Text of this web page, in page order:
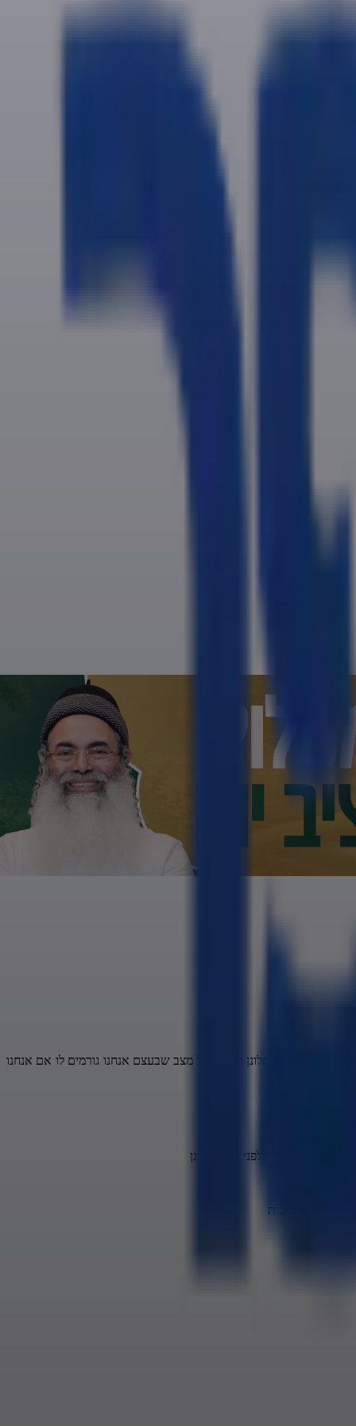
לא פתרון להתלונן ולקטר על מצב שבעצם אנחנו גורמים לו אם אנחנו
מה קרה
הדברים אפשר לפני כן להתבונן
קיבלו מכות